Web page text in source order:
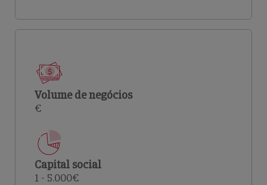
Volume de negócios
€
Capital social
1 - 5.000€